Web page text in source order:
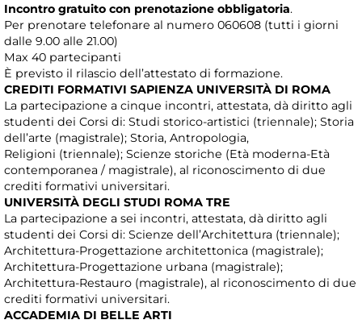
Incontro gratuito con prenotazione obbligatoria.
Per prenotare telefonare al numero 060608 (tutti i giorni
dalle 9.00 alle 21.00)
Max 40 partecipanti
È previsto il rilascio dell’attestato di formazione.
CREDITI FORMATIVI SAPIENZA UNIVERSITÀ DI ROMA
La partecipazione a cinque incontri, attestata, dà diritto agli
studenti dei Corsi di: Studi storico-artistici (triennale); Storia
dell’arte (magistrale); Storia, Antropologia,
Religioni (triennale); Scienze storiche (Età moderna-Età
contemporanea / magistrale), al riconoscimento di due
crediti formativi universitari.
UNIVERSITÀ DEGLI STUDI ROMA TRE
La partecipazione a sei incontri, attestata, dà diritto agli
studenti dei Corsi di: Scienze dell’Architettura (triennale);
Architettura-Progettazione architettonica (magistrale);
Architettura-Progettazione urbana (magistrale);
Architettura-Restauro (magistrale), al riconoscimento di due
crediti formativi universitari.
ACCADEMIA DI BELLE ARTI